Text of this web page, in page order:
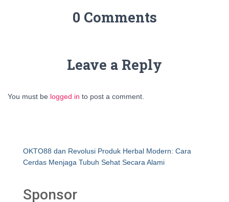
0 Comments
Leave a Reply
You must be logged in to post a comment.
OKTO88 dan Revolusi Produk Herbal Modern: Cara
Cerdas Menjaga Tubuh Sehat Secara Alami
Sponsor